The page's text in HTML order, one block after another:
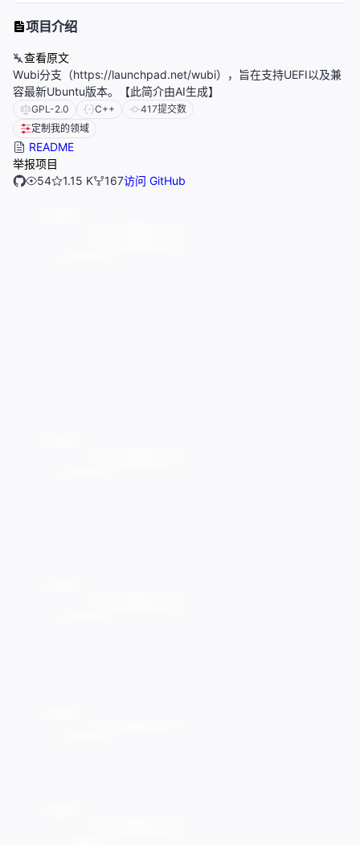
项目介绍
查看原文
Wubi分支（https://launchpad.net/wubi），旨在支持UEFI以及兼
容最新Ubuntu版本。【此简介由AI生成】
GPL-2.0 C++ 417提交数
定制我的领域
README
举报项目
54
1.15 K 167访问 GitHub